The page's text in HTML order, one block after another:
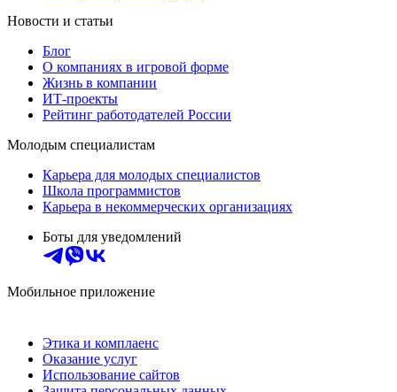
Новости и статьи
Блог
О компаниях в игровой форме
Жизнь в компании
ИТ-проекты
Рейтинг работодателей России
Молодым специалистам
Карьера для молодых специалистов
Школа программистов
Карьера в некоммерческих организациях
Боты для уведомлений
Мобильное приложение
Этика и комплаенс
Оказание услуг
Использование сайтов